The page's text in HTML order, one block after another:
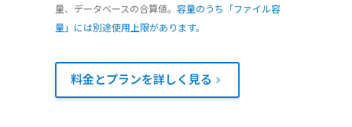
量、データベースの合算値。 容量のうち「ファイル容
量」には別途使用上限があります。
料金とプランを詳しく見る